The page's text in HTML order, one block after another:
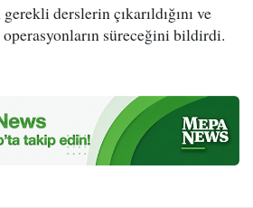
derslerin çıkarıldığını ve
süreceğini bildirdi.